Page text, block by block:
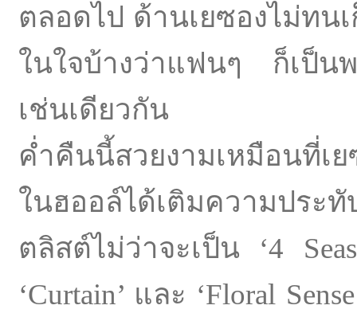
ตลอดไป ด้านเยซองไม่ทน
ในใจบ้างว่าแฟนๆ ก็เป็นพ
เช่นเดียวกัน
ค่ำคืนนี้สวยงามเหมือนที่เ
ในฮออล์ได้เติมความประ
ตลิสต์ไม่ว่าจะเป็น ‘4
‘Curtain’ และ ‘Floral